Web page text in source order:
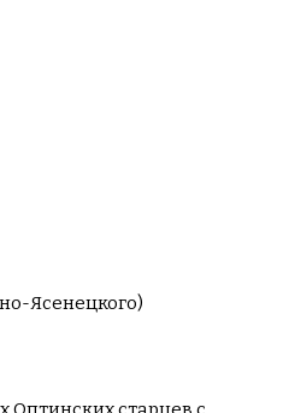
Ясенецкого)